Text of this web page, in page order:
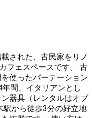
された、古民家をリノ
フェスペースです。 古
使ったパーテーション
間、イタリアンとし
器具（レンタルはオプ